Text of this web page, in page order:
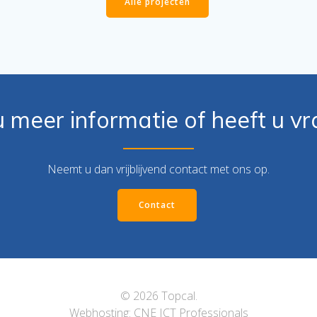
meer informatie of heeft u
Neemt u dan vrijblijvend contact met ons op.
Contact
© 2026 Topcal.
Webhosting: CNE ICT Professionals